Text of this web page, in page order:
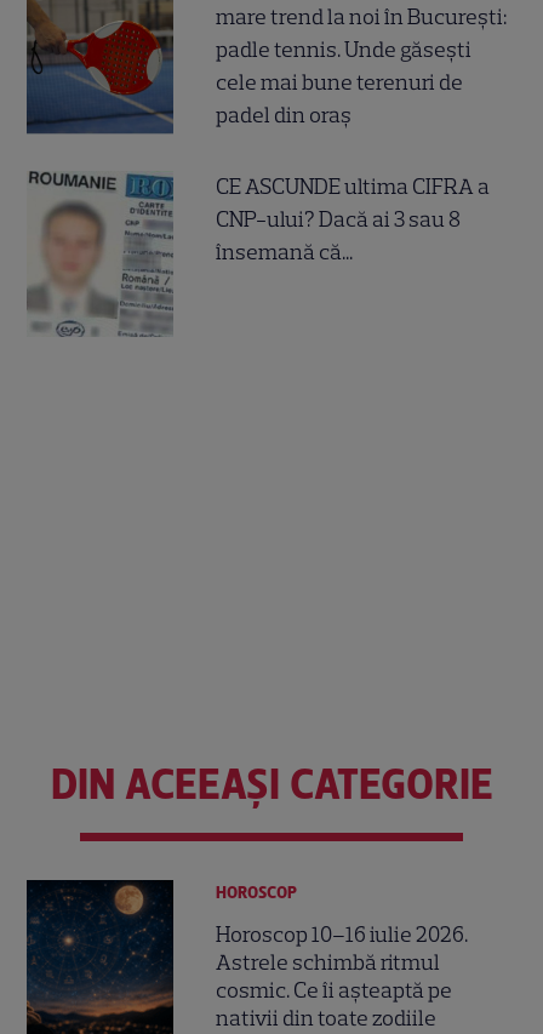
mare trend la noi în București:
padle tennis. Unde găsești
cele mai bune terenuri de
padel din oraș
CE ASCUNDE ultima CIFRA a
CNP-ului? Dacă ai 3 sau 8
însemană că...
DIN ACEEAȘI CATEGORIE
HOROSCOP
Horoscop 10–16 iulie 2026.
Astrele schimbă ritmul
cosmic. Ce îi așteaptă pe
nativii din toate zodiile